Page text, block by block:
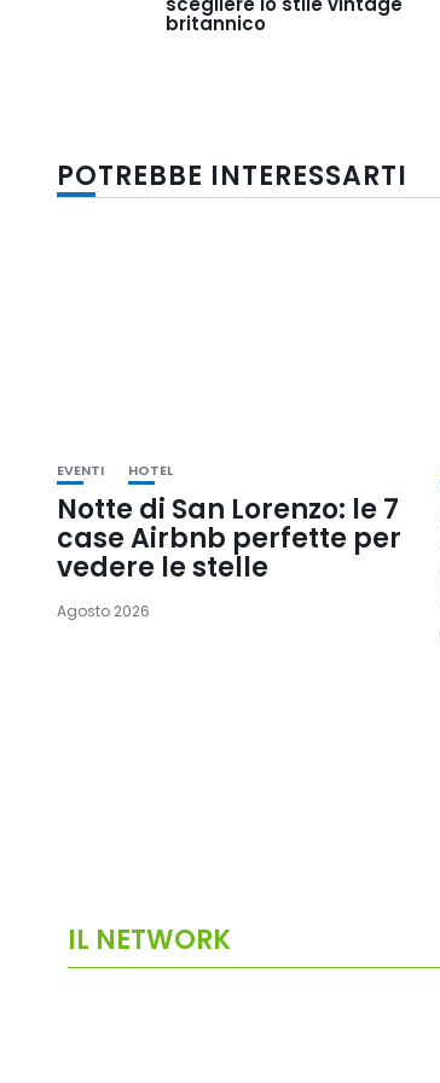
britannico
POTREBBE INTERESSARTI
EVENTI HOTEL
Notte di San Lorenzo: le 7
case Airbnb perfette per
vedere le stelle
Agosto 2026
IL NETWORK